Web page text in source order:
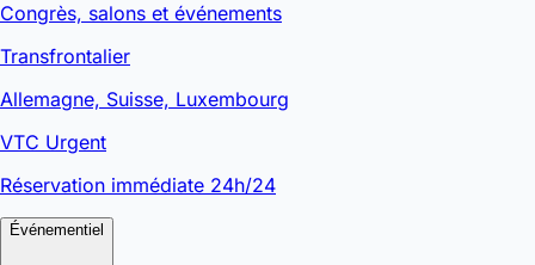
Congrès, salons et événements
Transfrontalier
Allemagne, Suisse, Luxembourg
VTC Urgent
Réservation immédiate 24h/24
Événementiel